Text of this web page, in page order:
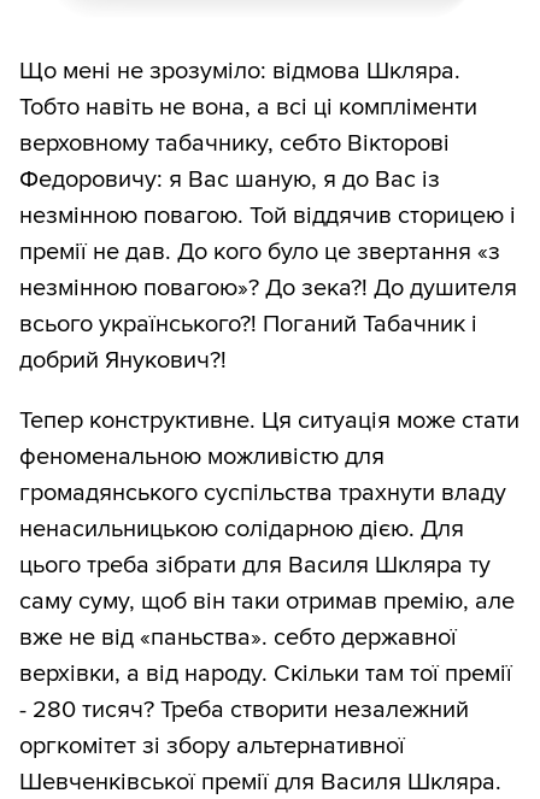
Що мені не зрозуміло: відмова Шкляра.
Тобто навіть не вона, а всі ці компліменти
верховному табачнику, себто Вікторові
Федоровичу: я Вас шаную, я до Вас із
незмінною повагою. Той віддячив сторицею і
премії не дав. До кого було це звертання «з
незмінною повагою»? До зека?! До душителя
всього українського?! Поганий Табачник і
добрий Янукович?!
Тепер конструктивне. Ця ситуація може стати
феноменальною можливістю для
громадянського суспільства трахнути владу
ненасильницькою солідарною дією. Для
цього треба зібрати для Василя Шкляра ту
саму суму, щоб він таки отримав премію, але
вже не від «паньства». себто державної
верхівки, а від народу. Скільки там тої премії
- 280 тисяч? Треба створити незалежний
оргкомітет зі збору альтернативної
Шевченківської премії для Василя Шкляра.